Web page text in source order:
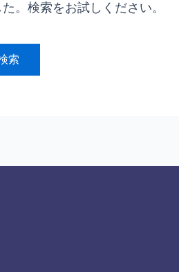
。検索をお試しください。